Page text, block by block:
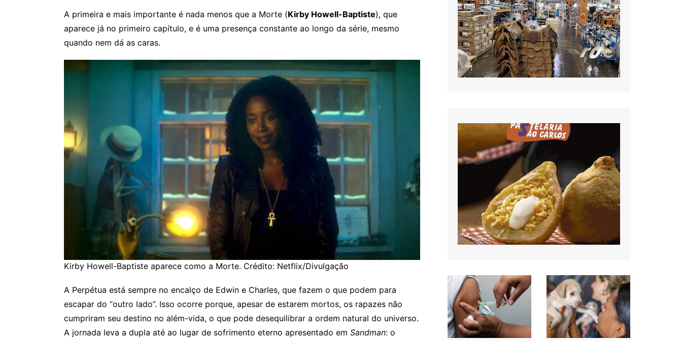
A primeira e mais importante é nada menos que a Morte (Kirby Howell-Baptiste), que
aparece já no primeiro capítulo, e é uma presença constante ao longo da série, mesmo
quando nem dá as caras.
Kirby Howell-Baptiste aparece como a Morte. Crédito: Netflix/Divulgação
A Perpétua está sempre no encalço de Edwin e Charles, que fazem o que podem para
escapar do “outro lado”. Isso ocorre porque, apesar de estarem mortos, os rapazes não
cumpriram seu destino no além-vida, o que pode desequilibrar a ordem natural do universo.
A jornada leva a dupla até ao lugar de sofrimento eterno apresentado em Sandman: o